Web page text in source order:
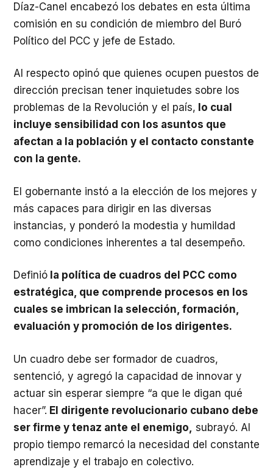
Díaz-Canel encabezó los debates en esta última
comisión en su condición de miembro del Buró
Político del PCC y jefe de Estado.
Al respecto opinó que quienes ocupen puestos de
dirección precisan tener inquietudes sobre los
problemas de la Revolución y el país, lo cual
incluye sensibilidad con los asuntos que
afectan a la población y el contacto constante
con la gente.
El gobernante instó a la elección de los mejores y
más capaces para dirigir en las diversas
instancias, y ponderó la modestia y humildad
como condiciones inherentes a tal desempeño.
Definió la política de cuadros del PCC como
estratégica, que comprende procesos en los
cuales se imbrican la selección, formación,
evaluación y promoción de los dirigentes.
Un cuadro debe ser formador de cuadros,
sentenció, y agregó la capacidad de innovar y
actuar sin esperar siempre “a que le digan qué
hacer”. El dirigente revolucionario cubano debe
ser firme y tenaz ante el enemigo, subrayó. Al
propio tiempo remarcó la necesidad del constante
aprendizaje y el trabajo en colectivo.